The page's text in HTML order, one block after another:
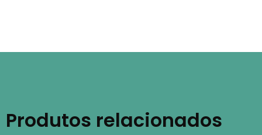
Produtos relacionados